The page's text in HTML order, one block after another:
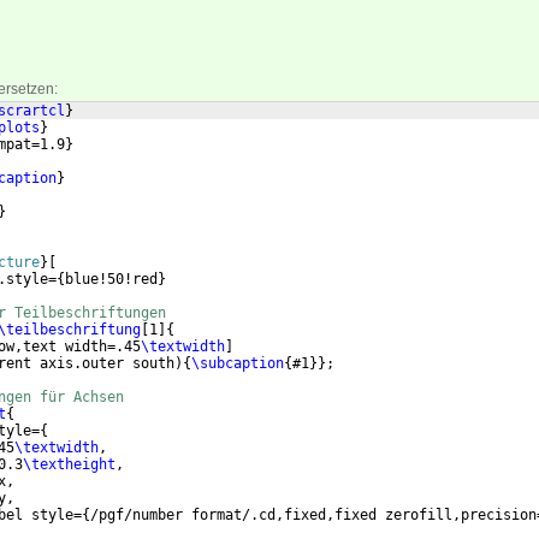
scrartcl }
}
}
}
}
}
{ blue!50!red }
Teilbeschriftungen
1 {
width=.45\textwidth
axis.outer south) {\subcaption{#1}} ;
für Achsen
{
{
\textwidth,
\textheight ,
style=
{ /pgf/number format/.cd,fixed,fixed